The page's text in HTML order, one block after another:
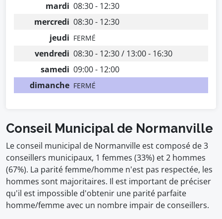
mardi 08:30 - 12:30
mercredi 08:30 - 12:30
jeudi FERMÉ
vendredi 08:30 - 12:30 / 13:00 - 16:30
samedi 09:00 - 12:00
dimanche FERMÉ
Conseil Municipal de Normanville
Le conseil municipal de Normanville est composé de 3
conseillers municipaux, 1 femmes (33%) et 2 hommes
(67%). La parité femme/homme n'est pas respectée, les
hommes sont majoritaires. Il est important de préciser
qu'il est impossible d'obtenir une parité parfaite
homme/femme avec un nombre impair de conseillers.